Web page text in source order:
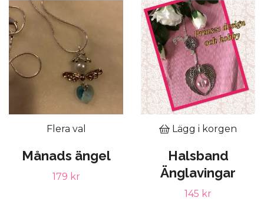
Flera val
Månads ängel
179 kr
Lägg i korgen
Halsband
Änglavingar
145 kr